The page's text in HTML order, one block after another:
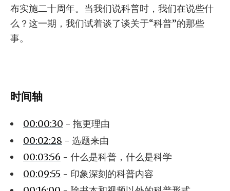
布实施二十周年。当我们说科普时，我们在说些什
么？这一期，我们试着谈了谈关于“科普”的那些
事。
时间轴
00:00:30 - 拖更理由
00:02:28 - 选题来由
00:03:56 - 什么是科普，什么是科学
00:09:55 - 印象深刻的科普内容